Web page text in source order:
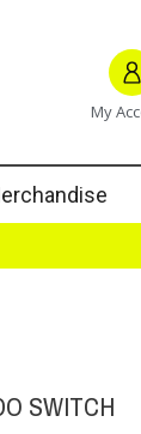
My
SWITCH